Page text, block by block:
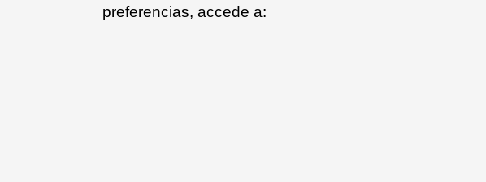
preferencias, accede a: